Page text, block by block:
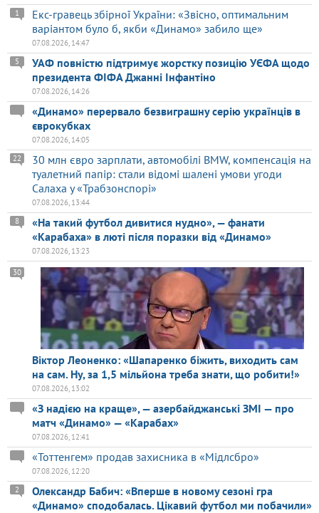
Екс-гравець збірної України: «Звісно, оптимальним
варіантом було б, якби «Динамо» забило ще»
1
07.08.2026, 14:47
УАФ повністю підтримує жорстку позицію УЄФА щодо
президента ФІФА Джанні Інфантіно
5
07.08.2026, 14:26
«Динамо» перервало безвиграшну серію українців в
єврокубках
07.08.2026, 14:05
30 млн євро зарплати, автомобілі BMW, компенсація на
туалетний папір: стали відомі шалені умови угоди
Салаха у «Трабзонспорі»
22
07.08.2026, 13:44
«На такий футбол дивитися нудно», — фанати
«Карабаха» в люті після поразки від «Динамо»
8
07.08.2026, 13:23
Віктор Леоненко: «Шапаренко біжить, виходить сам
на сам. Ну, за 1,5 мільйона треба знати, що робити!»
30
07.08.2026, 13:02
«З надією на краще», — азербайджанські ЗМІ — про
матч «Динамо» — «Карабах»
07.08.2026, 12:41
«Тоттенгем» продав захисника в «Мідлсбро»
07.08.2026, 12:20
Олександр Бабич: «Вперше в новому сезоні гра
«Динамо» сподобалась. Цікавий футбол ми побачили»
2